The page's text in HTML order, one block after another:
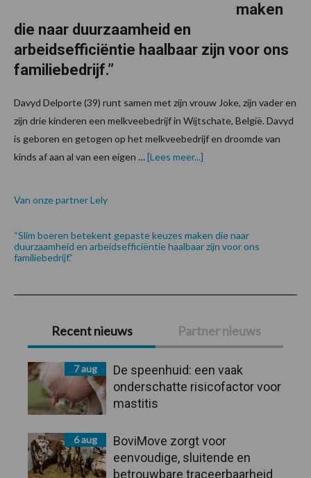
maken
die naar duurzaamheid en
arbeidsefficiëntie haalbaar zijn voor ons
familiebedrijf.”
Davyd Delporte (39) runt samen met zijn vrouw Joke, zijn vader en
zijn drie kinderen een melkveebedrijf in Wijtschate, België. Davyd
is geboren en getogen op het melkveebedrijf en droomde van
kinds af aan al van een eigen …[Lees meer...]
Van onze partner Lely
“Slim boeren betekent gepaste keuzes maken die naar
duurzaamheid en arbeidsefficiëntie haalbaar zijn voor ons
familiebedrijf.”
Primaire
Sidebar
Recent nieuws Partner nieuws
7 aug
De speenhuid: een vaak
onderschatte risicofactor voor
mastitis
6 aug
BoviMove zorgt voor
eenvoudige, sluitende en
betrouwbare traceerbaarheid